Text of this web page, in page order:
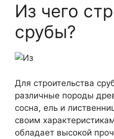
Из чего
срубы?
Для строительства
различные породы
сосна, ель и
своим
обладает высокой